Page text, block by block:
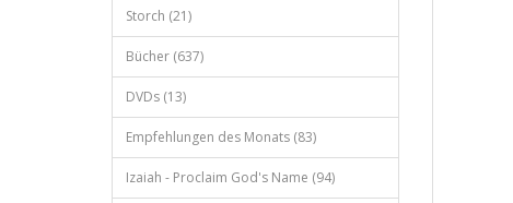
Storch (21)
Bücher (637)
DVDs (13)
Empfehlungen des Monats (83)
Izaiah - Proclaim God's Name (94)